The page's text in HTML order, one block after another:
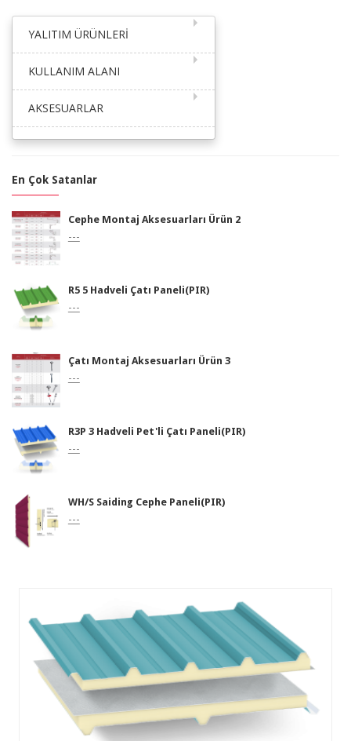
YALITIM ÜRÜNLERİ
KULLANIM ALANI
AKSESUARLAR
En Çok Satanlar
Cephe Montaj Aksesuarları Ürün 2
---
R5 5 Hadveli Çatı Paneli(PIR)
---
Çatı Montaj Aksesuarları Ürün 3
---
R3P 3 Hadveli Pet'li Çatı Paneli(PIR)
---
WH/S Saiding Cephe Paneli(PIR)
---